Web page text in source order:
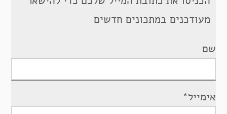
מעודכנים במתכונים חדשים
שם
אימייל*